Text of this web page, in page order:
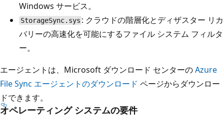
Windows サービス。
StorageSync.sys : クラウドの階層化とディザスター リカ
バリーの高速化を可能にするファイル システム フィルタ
ー。
エージェントは、Microsoft ダウンロード センターのAzure
File Sync エージェントのダウンロード ページからダウンロー
ドできます。
オペレーティング システムの要件